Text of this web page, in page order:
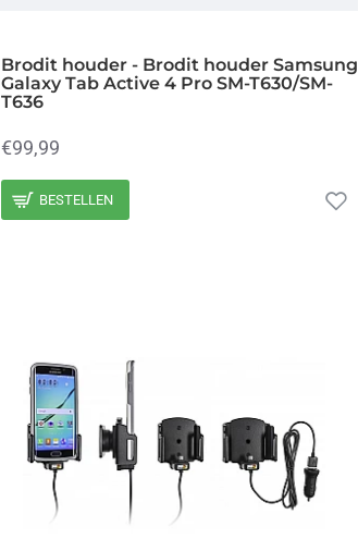
Brodit houder - Brodit houder Samsung
Galaxy Tab Active 4 Pro SM-T630/SM-
T636
€99,99
BESTELLEN